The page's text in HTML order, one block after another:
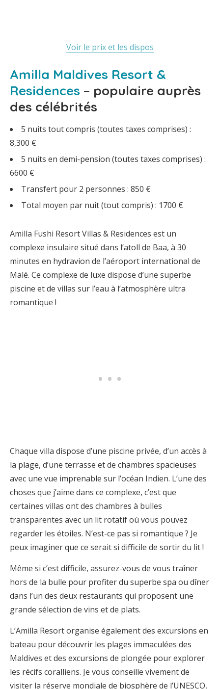
Voir le prix et les dispos
Amilla Maldives Resort &
Residences – populaire auprès
des célébrités
5 nuits tout compris (toutes taxes comprises) :
8,300 €
5 nuits en demi-pension (toutes taxes comprises) :
6600 €
Transfert pour 2 personnes : 850 €
Total moyen par nuit (tout compris) : 1700 €
Amilla Fushi Resort Villas & Residences est un
complexe insulaire situé dans l’atoll de Baa, à 30
minutes en hydravion de l’aéroport international de
Malé. Ce complexe de luxe dispose d’une superbe
piscine et de villas sur l’eau à l’atmosphère ultra
romantique !
Chaque villa dispose d’une piscine privée, d’un accès à
la plage, d’une terrasse et de chambres spacieuses
avec une vue imprenable sur l’océan Indien. L’une des
choses que j’aime dans ce complexe, c’est que
certaines villas ont des chambres à bulles
transparentes avec un lit rotatif où vous pouvez
regarder les étoiles. N’est-ce pas si romantique ? Je
peux imaginer que ce serait si difficile de sortir du lit !
Même si c’est difficile, assurez-vous de vous traîner
hors de la bulle pour profiter du superbe spa ou dîner
dans l’un des deux restaurants qui proposent une
grande sélection de vins et de plats.
L’Amilla Resort organise également des excursions en
bateau pour découvrir les plages immaculées des
Maldives et des excursions de plongée pour explorer
les récifs coralliens. Je vous conseille vivement de
visiter la réserve mondiale de biosphère de l’UNESCO,